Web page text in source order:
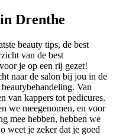
Drenthe
beauty tips, de best
van de best
je op een rij gezet!
naar de salon bij jou in de
Van
van kappers tot pedicures.
we meegenomen, en voor
mee hebben, hebben we
weet je zeker dat je goed